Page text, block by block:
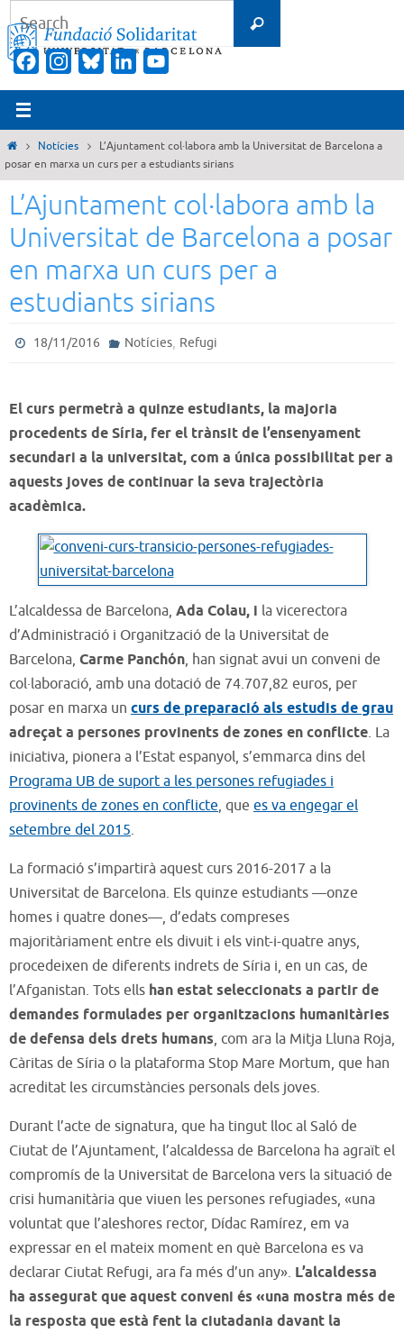
to
content
Search
FacebookInstagramBlueskyLinkedIn
Channel
HomeNotícies
L’Ajuntament col·labora amb la Universitat de Barcelona a
posar en marxa un curs per a estudiants sirians
L’Ajuntament col·labora amb la
Universitat de Barcelona a posar
en marxa un curs per a
estudiants sirians
18/11/2016 Notícies, Refugi
El curs permetrà a quinze estudiants, la majoria
procedents de Síria, fer el trànsit de l’ensenyament
secundari a la universitat, com a única possibilitat per a
aquests joves de continuar la seva trajectòria
acadèmica.
L’alcaldessa de Barcelona, Ada Colau, i la vicerectora
d’Administració i Organització de la Universitat de
Barcelona, Carme Panchón, han signat avui un conveni de
col·laboració, amb una dotació de 74.707,82 euros, per
posar en marxa un curs de preparació als estudis de grau
adreçat a persones provinents de zones en conflicte. La
iniciativa, pionera a l’Estat espanyol, s’emmarca dins del
Programa UB de suport a les persones refugiades i
provinents de zones en conflicte, que es va engegar el
setembre del 2015.
La formació s’impartirà aquest curs 2016-2017 a la
Universitat de Barcelona. Els quinze estudiants —onze
homes i quatre dones—, d’edats compreses
majoritàriament entre els divuit i els vint-i-quatre anys,
procedeixen de diferents indrets de Síria i, en un cas, de
l’Afganistan. Tots ells han estat seleccionats a partir de
demandes formulades per organitzacions humanitàries
de defensa dels drets humans, com ara la Mitja Lluna Roja,
Càritas de Síria o la plataforma Stop Mare Mortum, que han
acreditat les circumstàncies personals dels joves.
Durant l’acte de signatura, que ha tingut lloc al Saló de
Ciutat de l’Ajuntament, l’alcaldessa de Barcelona ha agraït el
compromís de la Universitat de Barcelona vers la situació de
crisi humanitària que viuen les persones refugiades, «una
voluntat que l’aleshores rector, Dídac Ramírez, em va
expressar en el mateix moment en què Barcelona es va
declarar Ciutat Refugi, ara fa més d’un any». L’alcaldessa
ha assegurat que aquest conveni és «una mostra més de
la resposta que està fent la ciutadania davant la